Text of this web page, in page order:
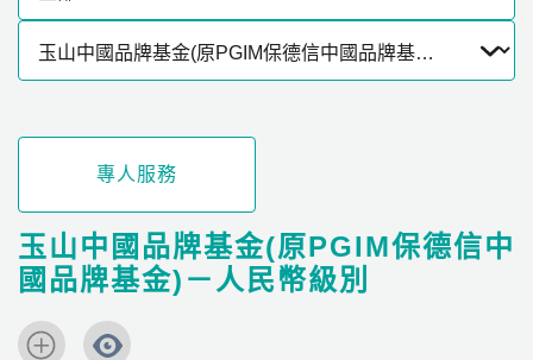
專人服務
玉山中國品牌基金(原PGIM保德信中
國品牌基金)－人民幣級別